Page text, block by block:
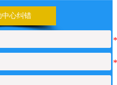
中心纠错